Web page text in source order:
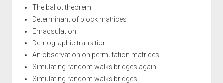
The ballot theorem
Determinant of block matrices
Emacsulation
Demographic transition
An observation on permutation matrices
Simulating random walks bridges again
Simulating random walks bridges